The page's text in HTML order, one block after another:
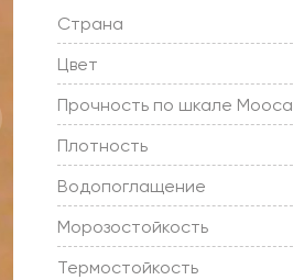
Страна
Цвет
Прочность по шкале Мооса
Плотность
Водопоглащение
Морозостойкость
Термостойкость